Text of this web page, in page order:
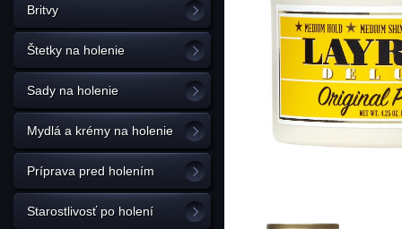
Britvy
Štetky na holenie
Sady na holenie
Mydlá a krémy na holenie
Príprava pred holením
Starostlivosť po holení